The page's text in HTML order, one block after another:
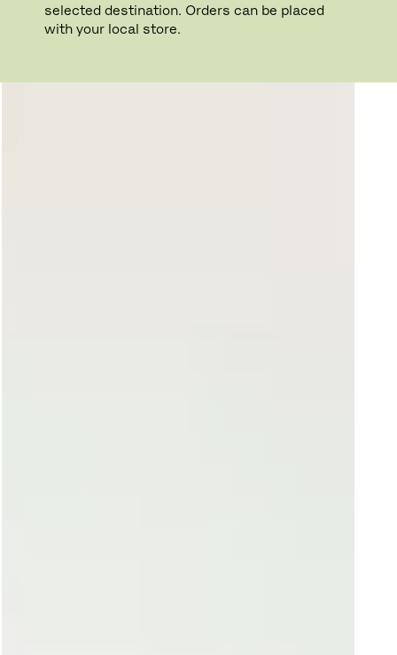
selected destination. Orders can be placed
with your local store.